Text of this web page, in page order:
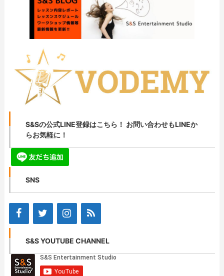
S&Sの公式LINE登録はこちら！ お問い合わせもLINEか
らお気軽に！
SNS
S&S YOUTUBE CHANNEL